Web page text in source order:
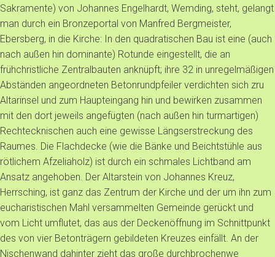
Sakramente) von Johannes Engelhardt, Wemding, steht, gelangt
man durch ein Bronzeportal von Manfred Bergmeister,
Ebersberg, in die Kirche: In den quadratischen Bau ist eine (auch
nach außen hin dominante) Rotunde eingestellt, die an
frühchristliche Zentralbauten anknüpft; ihre 32 in unregelmäßigen
Abständen angeordneten Betonrundpfeiler verdichten sich zru
Altarinsel und zum Haupteingang hin und bewirken zusammen
mit den dort jeweils angefügten (nach außen hin turmartigen)
Rechtecknischen auch eine gewisse Längserstreckung des
Raumes. Die Flachdecke (wie die Bänke und Beichtstühle aus
rötlichem Afzeliaholz) ist durch ein schmales Lichtband am
Ansatz angehoben. Der Altarstein von Johannes Kreuz,
Herrsching, ist ganz das Zentrum der Kirche und der um ihn zum
eucharistischen Mahl versammelten Gemeinde gerückt und
vom Licht umflutet, das aus der Deckenöffnung im Schnittpunkt
des von vier Betonträgern gebildeten Kreuzes einfällt. An der
Nischenwand dahinter zieht das große durchbrochenwe